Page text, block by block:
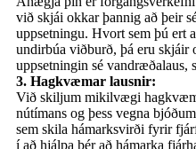
við skjái okkar þannig að þeir
uppsetningu. Hvort sem þú ert
undirbúa viðburð, þá eru skjáir
uppsetningin sé vandræðalaus,
3. Hagkvæmar lausnir:
Við skiljum mikilvægi
nútímans og þess vegna
sem skila hámarksvirði fyrir
í að hjálpa þér að hámarka